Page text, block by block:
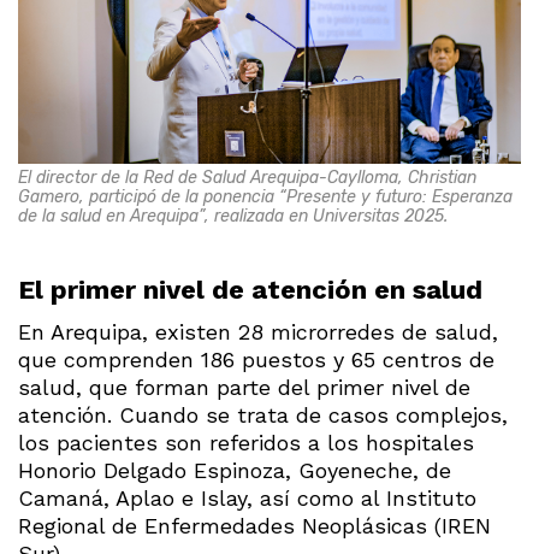
El director de la Red de Salud Arequipa-Caylloma, Christian
Gamero, participó de la ponencia “Presente y futuro: Esperanza
de la salud en Arequipa”, realizada en Universitas 2025.
El primer nivel de atención en salud
En Arequipa, existen 28 microrredes de salud,
que comprenden 186 puestos y 65 centros de
salud, que forman parte del primer nivel de
atención. Cuando se trata de casos complejos,
los pacientes son referidos a los hospitales
Honorio Delgado Espinoza, Goyeneche, de
Camaná, Aplao e Islay, así como al Instituto
Regional de Enfermedades Neoplásicas (IREN